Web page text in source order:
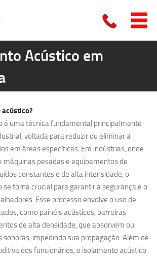
Acústico em
é uma técnica fundamental principalmente
voltada para reduzir ou eliminar a
em áreas específicas. Em indústrias, onde
máquinas pesadas e equipamentos de
constantes e de alta intensidade, o
torna crucial para garantir a segurança e o
Esse processo envolve o uso de
como painéis acústicos, barreiras
de alta densidade, que absorvem ou
sonoras, impedindo sua propagação. Além de
dos funcionários, o isolamento acústico